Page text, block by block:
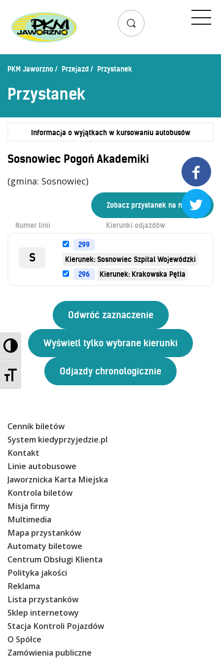
Przełącz wysoki kontrast
Zmień rozmiar czcionek


Przejazd
Lista przystanków
Zaplanuj podróż – wyszukiwarka połączeń
Schemat linii nocnych
Uprawnienia do ulg
Regulamin przewozów
Honorowanie biletów ZK„KM”
Kontrola biletów
Automaty biletowe
Sprzedaż biletów u kierowców
Open Payment System
Inne
Multimedia
Ochrona danych osobowych
PKM Jaworzno Przejazd Przystanek
Przystanek
Informacja o wyjątkach w kursowaniu autobusów
Sosnowiec Pogoń Akademiki
(gmina: Sosnowiec)
Numer linii Kierunki odjazdów
S
299
Kierunek: Sosnowiec Szpital Wojewódzki
296
Kierunek: Krakowska Pętla
Cennik biletów
System kiedyprzyjedzie.pl
Kontakt
Linie autobusowe
Jaworznicka Karta Miejska
Kontrola biletów
Misja firmy
Multimedia
Mapa przystanków
Automaty biletowe
Centrum Obsługi Klienta
Polityka jakości
Reklama
Lista przystanków
Sklep internetowy
Stacja Kontroli Pojazdów
O Spółce
Zamówienia publiczne